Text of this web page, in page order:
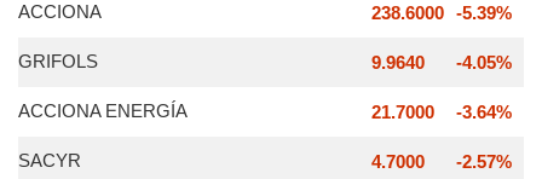
ACCIONA 238.6000 -5.39%
GRIFOLS 9.9640 -4.05%
ACCIONA ENERGÍA 21.7000 -3.64%
SACYR 4.7000 -2.57%